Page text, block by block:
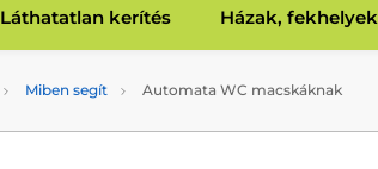
Láthatatlan kerítés Házak, fekhelyek
Miben segít Automata WC macskáknak